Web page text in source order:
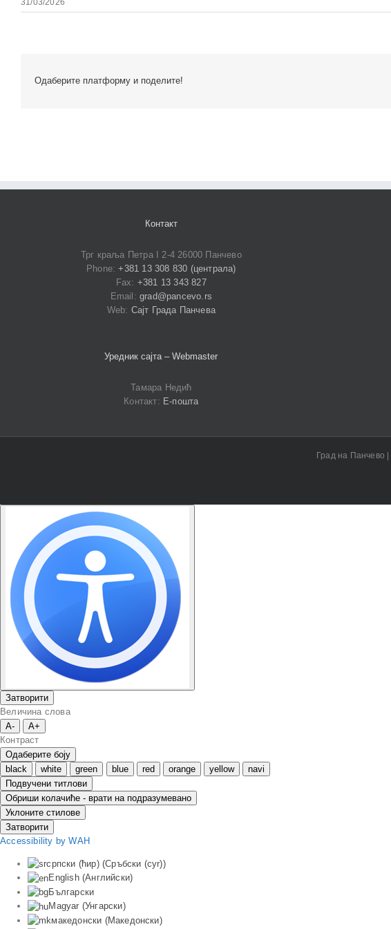
31/03/2026
Одаберите платформу и поделите!
Контакт
Трг краља Петра I 2-4 26000 Панчево
Phone:+381 13 308 830 (централа)
Fax: +381 13 343 827
Email:grad@pancevo.rs
Web: Сајт Града Панчева
Уредник сајта – Webmaster
Тамара Недић
Контакт: Е-пошта
Град на Панчево |
Затворити
Величина слова
A-
A+
Контраст
Одаберите боју
black
white green blue red orange yellow
navi
Подвучени титлови
Обриши колачиће - врати на подразумевано
Уклоните стилове
Затворити
Accessibility by WAH
српски (ћир)(Сръбски (cyr))
English(Английски)
Български
Magyar (Унгарски)
македонски (Македонски)